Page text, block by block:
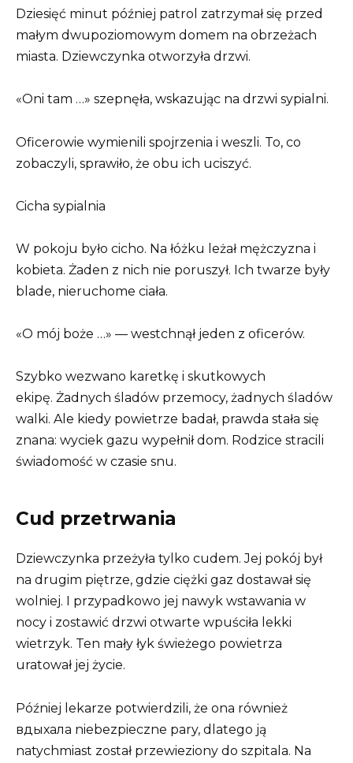
Dziesięć minut później patrol zatrzymał się przed
małym dwupoziomowym domem na obrzeżach
miasta. Dziewczynka otworzyła drzwi.
«Oni tam …» szepnęła, wskazując na drzwi sypialni.
Oficerowie wymienili spojrzenia i weszli. To, co
zobaczyli, sprawiło, że obu ich uciszyć.
Cicha sypialnia
W pokoju było cicho. Na łóżku leżał mężczyzna i
kobieta. Żaden z nich nie poruszył. Ich twarze były
blade, nieruchome ciała.
«O mój boże …» — westchnął jeden z oficerów.
Szybko wezwano karetkę i skutkowych
ekipę. Żadnych śladów przemocy, żadnych śladów
walki. Ale kiedy powietrze badał, prawda stała się
znana: wyciek gazu wypełnił dom. Rodzice stracili
świadomość w czasie snu.
Cud przetrwania
Dziewczynka przeżyła tylko cudem. Jej pokój był
na drugim piętrze, gdzie ciężki gaz dostawał się
wolniej. I przypadkowo jej nawyk wstawania w
nocy i zostawić drzwi otwarte wpuściła lekki
wietrzyk. Ten mały łyk świeżego powietrza
uratował jej życie.
Później lekarze potwierdzili, że ona również
вдыхала niebezpieczne pary, dlatego ją
natychmiast został przewieziony do szpitala. Na